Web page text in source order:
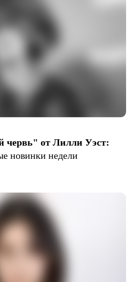
от Лилли Уэст:
новинки недели